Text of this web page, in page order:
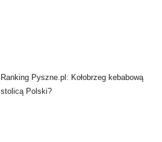
Ranking Pyszne.pl: Kołobrzeg kebabową
stolicą Polski?